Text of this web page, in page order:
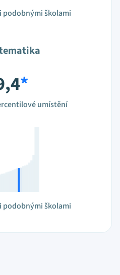
podobnými školami
*
umístění
podobnými školami